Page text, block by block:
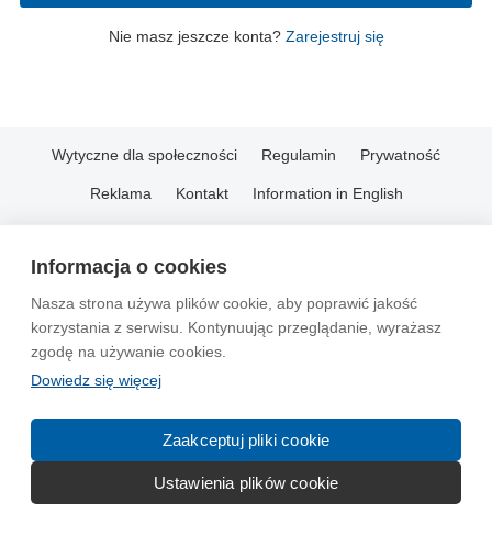
Informacja o cookies
Nasza strona używa plików cookie, aby poprawić jakość
korzystania z serwisu. Kontynuując przeglądanie, wyrażasz
zgodę na używanie cookies.
Dowiedz się więcej
Zaakceptuj pliki cookie
Ustawienia plików cookie
Nie masz jeszcze konta? Zarejestruj się
Wytyczne dla społeczności Regulamin Prywatność
Reklama Kontakt Information in English